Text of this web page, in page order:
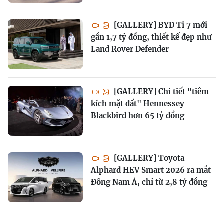
[GALLERY] BYD Ti 7 mới
gần 1,7 tỷ đồng, thiết kế đẹp như
Land Rover Defender
[GALLERY] Chi tiết "tiêm
kích mặt đất" Hennessey
Blackbird hơn 65 tỷ đồng
[GALLERY] Toyota
Alphard HEV Smart 2026 ra mắt
Đông Nam Á, chỉ từ 2,8 tỷ đồng